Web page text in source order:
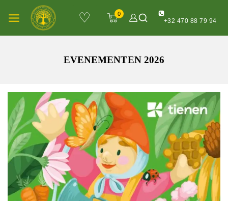
♡ 0
+32 470 88 79 94
EVENEMENTEN 2026